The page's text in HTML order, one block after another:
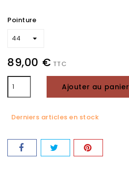
Pointure
89,00 € TTC
Ajouter au panier
Derniers articles en stock